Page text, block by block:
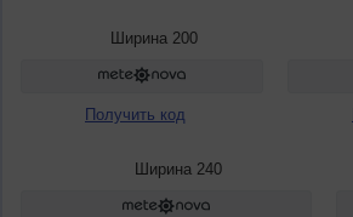
Ширина 200
Получить код
Ширина 240